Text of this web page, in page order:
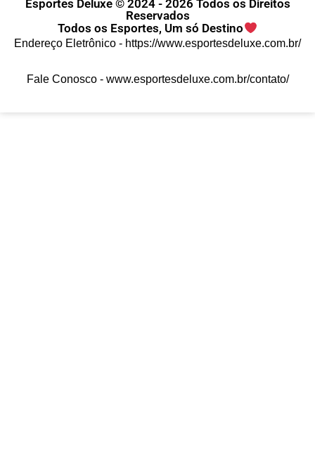
Esportes Deluxe © 2024 - 2026 Todos os Direitos
Reservados
Todos os Esportes, Um só Destino
Endereço Eletrônico - https://www.esportesdeluxe.com.br/
Fale Conosco - www.esportesdeluxe.com.br/contato/